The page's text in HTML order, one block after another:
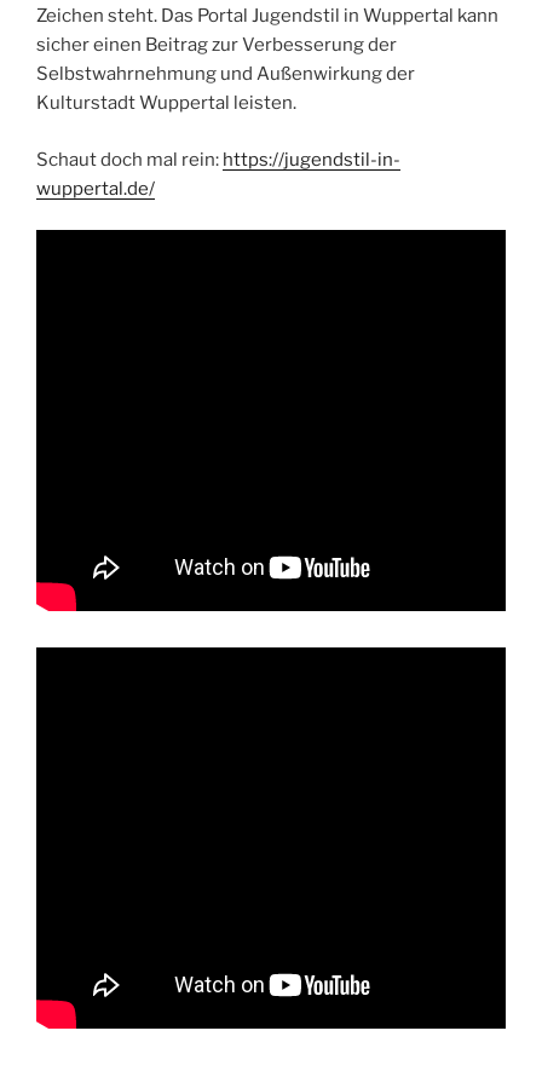
Zeichen steht. Das Portal Jugendstil in Wuppertal kann
sicher einen Beitrag zur Verbesserung der
Selbstwahrnehmung und Außenwirkung der
Kulturstadt Wuppertal leisten.
Schaut doch mal rein: https://jugendstil-in-
wuppertal.de/